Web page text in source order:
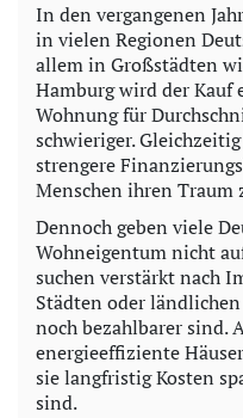
In den vergangenen
in vielen Regionen
allem in Großstädten
Hamburg wird der Kauf
Wohnung für
schwieriger.
strengere
Menschen ihren Traum
Dennoch geben viele
Wohneigentum nicht
suchen verstärkt nach
Städten oder
noch bezahlbarer sind.
energieeffiziente
sie langfristig Kosten
sind.